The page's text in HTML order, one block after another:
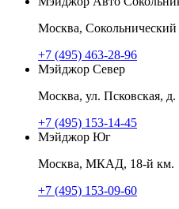
Москва,
+7 (495) 463-28-96
Мэйджор Север
Москва, ул. Псковская, д.
+7 (495) 153-14-45
Мэйджор Юг
Москва, МКАД, 18-й км.
+7 (495) 153-09-60